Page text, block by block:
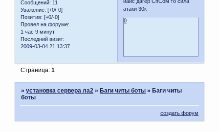
Сообщений: 11
Уважение: [+0/-0]
Позитив: [+0/-0]
Провел на форуме:
1 час 9 минут
Последний визит:
2009-03-04 21:13:37
атаки 30к
0
Страница:1
»установка сервера ла2 » Баги читы боты » Баги читы
боты
создать форум